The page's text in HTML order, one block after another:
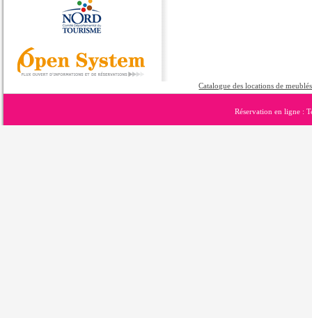
Catalogue des locations de meublés
Réservation en ligne :